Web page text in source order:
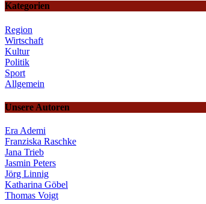
Kategorien
Region
Wirtschaft
Kultur
Politik
Sport
Allgemein
Unsere Autoren
Era Ademi
Franziska Raschke
Jana Trieb
Jasmin Peters
Jörg Linnig
Katharina Göbel
Thomas Voigt